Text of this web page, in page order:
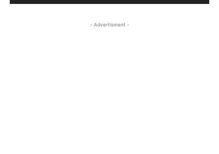
- Advertisment -